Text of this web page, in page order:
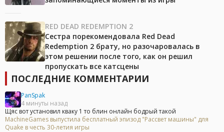
RED DEAD REDEMPTION 2
Сестра порекомендовала Red Dead
Redemption 2 брату, но разочаровалась в
этом решении после того, как он решил
пропускать все катсцены
ПОСЛЕДНИЕ КОММЕНТАРИИ
PanSpak
4 минуты назад
Щяс вот установил кваку 1 то блин онлайн бодрый такой
MachineGames выпустила бесплатный эпизод "Рассвет машины" для
Quake в честь 30-летия игры